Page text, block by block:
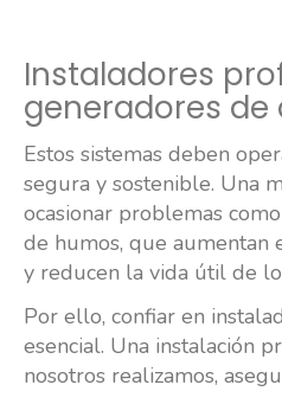
Instaladores
generadores
Estos sistemas deben
segura y sostenible. Una
ocasionar problemas
de humos, que aumentan
y reducen la vida útil de
Por ello, confiar en
esencial. Una instalación
nosotros realizamos,